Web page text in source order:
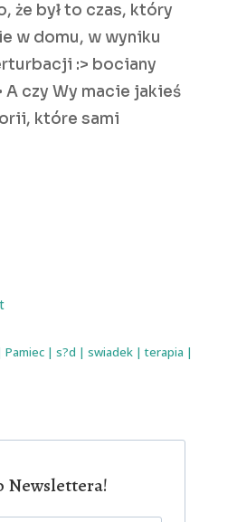
że był to czas, który
w domu, w wyniku
:> bociany
A czy Wy macie jakieś
które sami
Pamiec| s?d | swiadek|terapia |
Newslettera!